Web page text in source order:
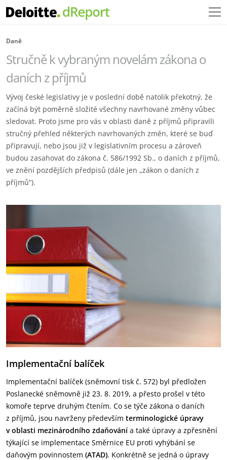
Daně
Stručně k vybraným novelám zákona o
daních z příjmů
Vývoj české legislativy je v poslední době natolik překotný, že
začíná být poměrně složité všechny navrhované změny vůbec
sledovat. Proto jsme pro vás v oblasti daně z příjmů připravili
stručný přehled některých navrhovaných změn, které se buď
připravují, nebo jsou již v legislativním procesu a zároveň
budou zasahovat do zákona č. 586/1992 Sb., o daních z příjmů,
ve znění pozdějších předpisů (dále jen „zákon o daních z
příjmů“).
Implementační balíček
Implementační balíček (sněmovní tisk č. 572) byl předložen
Poslanecké sněmovně již 23. 8. 2019, a přesto prošel v této
komoře teprve druhým čtením. Co se týče zákona o daních
z příjmů, jsou navrženy především terminologické úpravy
v oblasti mezinárodního zdaňování a také úpravy a zpřesnění
týkající se implementace Směrnice EU proti vyhýbání se
daňovým povinnostem (ATAD). Konkrétně se jedná o úpravy